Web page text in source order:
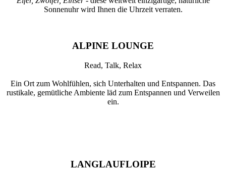
Sonnenuhr wird Ihnen die Uhrzeit verraten.
ALPINE LOUNGE
Read, Talk, Relax
Ein Ort zum Wohlfühlen, sich Unterhalten und Entspannen. Das
rustikale, gemütliche Ambiente läd zum Entspannen und Verweilen
ein.
LANGLAUFLOIPE